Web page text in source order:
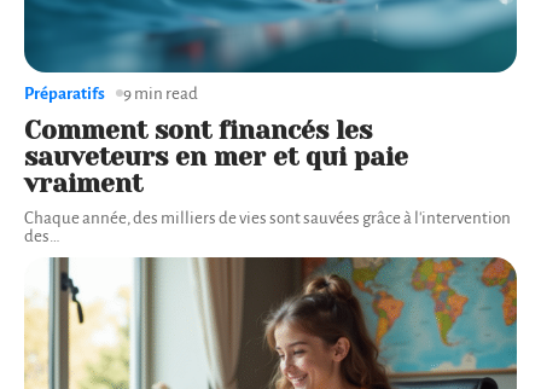
Comment sont financés les
sauveteurs en mer et qui paie
vraiment
Chaque année, des milliers de vies sont sauvées grâce à l'intervention
des
Préparatifs 9 min read